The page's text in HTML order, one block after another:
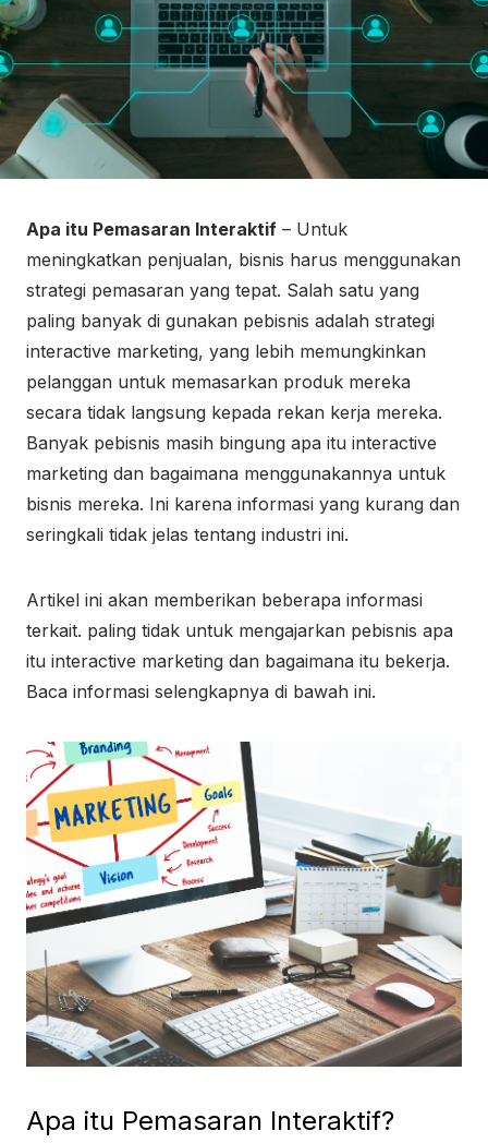
Apa itu Pemasaran Interaktif – Untuk
meningkatkan penjualan, bisnis harus menggunakan
strategi pemasaran yang tepat. Salah satu yang
paling banyak di gunakan pebisnis adalah strategi
interactive marketing, yang lebih memungkinkan
pelanggan untuk memasarkan produk mereka
secara tidak langsung kepada rekan kerja mereka.
Banyak pebisnis masih bingung apa itu interactive
marketing dan bagaimana menggunakannya untuk
bisnis mereka. Ini karena informasi yang kurang dan
seringkali tidak jelas tentang industri ini.
Artikel ini akan memberikan beberapa informasi
terkait. paling tidak untuk mengajarkan pebisnis apa
itu interactive marketing dan bagaimana itu bekerja.
Baca informasi selengkapnya di bawah ini.
Apa itu Pemasaran Interaktif?